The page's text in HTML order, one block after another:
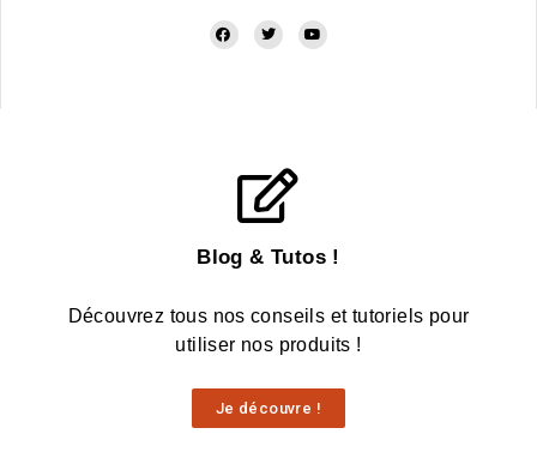
Blog & Tutos !
Découvrez tous nos conseils et tutoriels pour
utiliser nos produits !
Je découvre !